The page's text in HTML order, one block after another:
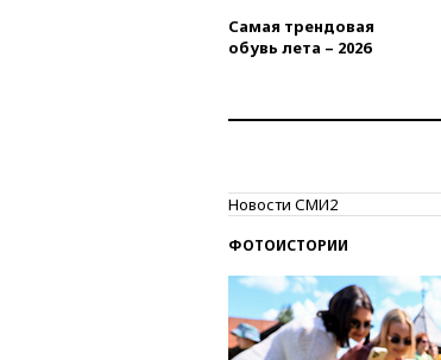
Самая трендовая
обувь лета – 2026
Новости СМИ2
ФОТОИСТОРИИ